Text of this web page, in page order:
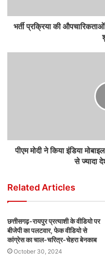
भर्ती प्रक्रिया की
पीएम मोदी ने किया इंडिया
से ज्यादा
Related Articles
छत्तीसगढ़-रायपुर प्रत्याशी के वीडियो पर
बीजेपी का पलटवार, फेक वीडियो से
कांग्रेस का चाल-चरित्र-चेहरा बेनकाब
October 30, 2024